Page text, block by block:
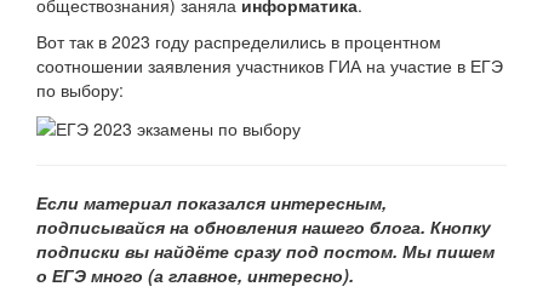
обществознания) заняла информатика.
Вот так в 2023 году распределились в процентном
соотношении заявления участников ГИА на участие в ЕГЭ
по выбору:
Если материал показался интересным,
подписывайся на обновления нашего блога. Кнопку
подписки вы найдёте сразу под постом. Мы пишем
о ЕГЭ много (а главное, интересно).